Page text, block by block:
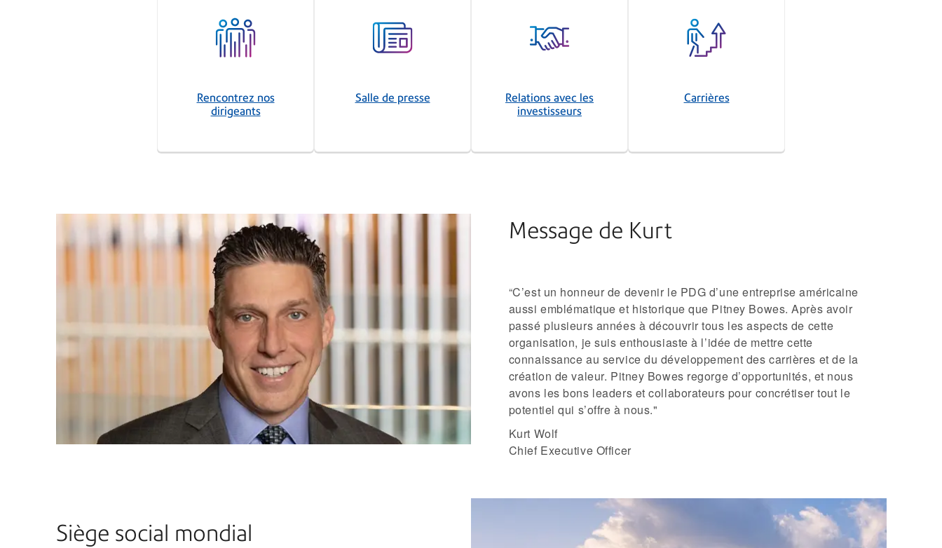
Rencontrez nos
dirigeants
Salle de presse
Relations avec les
investisseurs
Carrières
Message de Kurt
“C’est un honneur de devenir le PDG d’une entreprise américaine
aussi emblématique et historique que Pitney Bowes. Après avoir
passé plusieurs années à découvrir tous les aspects de cette
organisation, je suis enthousiaste à l’idée de mettre cette
connaissance au service du développement des carrières et de la
création de valeur. Pitney Bowes regorge d’opportunités, et nous
avons les bons leaders et collaborateurs pour concrétiser tout le
potentiel qui s’offre à nous."
Kurt Wolf
Chief Executive Officer
Siège social mondial